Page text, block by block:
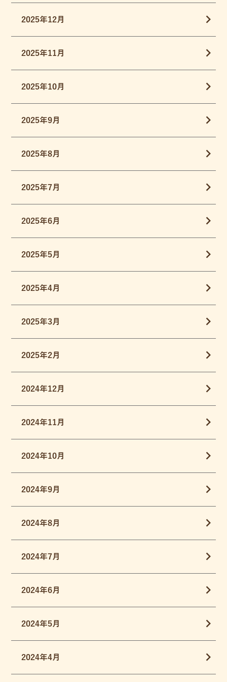
2025年12月
2025年11月
2025年10月
2025年9月
2025年8月
2025年7月
2025年6月
2025年5月
2025年4月
2025年3月
2025年2月
2024年12月
2024年11月
2024年10月
2024年9月
2024年8月
2024年7月
2024年6月
2024年5月
2024年4月